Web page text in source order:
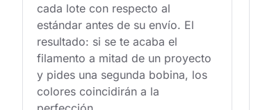
cada lote con respecto al
estándar antes de su envío. El
resultado: si se te acaba el
filamento a mitad de un proyecto
y pides una segunda bobina, los
colores coincidirán a la